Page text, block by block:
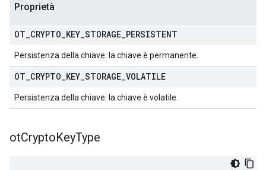
Proprietà
OT CRYPTO KEY STORAGE PERSISTENT
Persistenza della chiave: la chiave è permanente.
OT CRYPTO KEY STORAGE VOLATILE
Persistenza della chiave: la chiave è volatile.
otCryptoKeyType